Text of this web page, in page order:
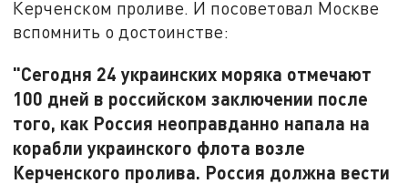
Керченском проливе. И посоветовал Москве
вспомнить о достоинстве:
"Сегодня 24 украинских моряка отмечают
100 дней в российском заключении после
того, как Россия неоправданно напала на
корабли украинского флота возле
Керченского пролива. Россия должна вести